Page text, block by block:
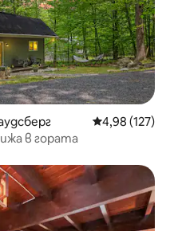
Средна
4,98 (127)
в гората